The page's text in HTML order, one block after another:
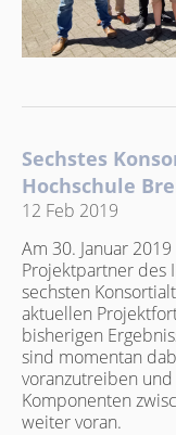
Sechstes
Hochschule
12 Feb 2019
Am 30. Januar
Projektpartner des
sechsten
aktuellen
bisherigen
sind momentan
voranzutreiben
Komponenten
weiter voran.